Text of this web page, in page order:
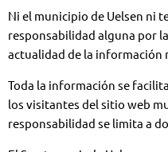
Ni el municipio de Uelsen ni
responsabilidad alguna por
actualidad de la información
Toda la información se
los visitantes del sitio web
responsabilidad se limita a